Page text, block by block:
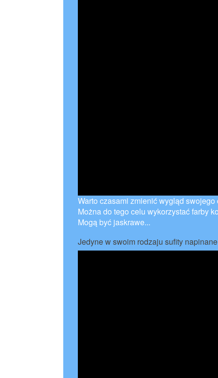
Warto czasami zmienić wygląd
Można do tego celu wykorzystać farby
Mogą być jaskrawe...
Jedyne w swoim rodzaju sufity napinane